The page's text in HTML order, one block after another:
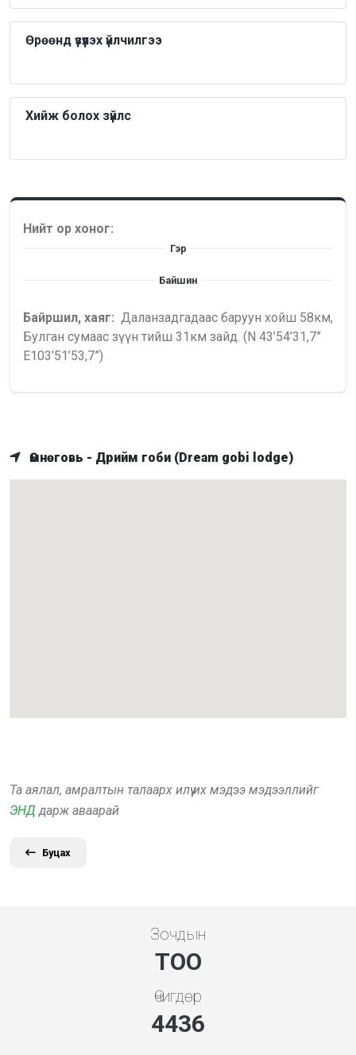
Өрөөнд үзүүлэх үйлчилгээ
Хийж болох зүйлс
Нийт ор хоног:
Гэр
Байшин
Байршил, хаяг: Даланзадгадаас баруун хойш 58км,
Булган сумаас зүүн тийш 31км зайд. (N 43’54’31,7”
E103’51’53,7”)
Өмнөговь - Дрийм гоби (Dream gobi lodge)
Та аялал, амралтын талаарх илүү их мэдээ мэдээллийг
ЭНД дарж аваарай
Буцах
Зочдын
ТОО
Өчигдөр
4948